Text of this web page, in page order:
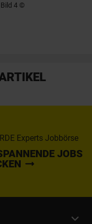
4 ©
Experts Jobbörse
JOBS